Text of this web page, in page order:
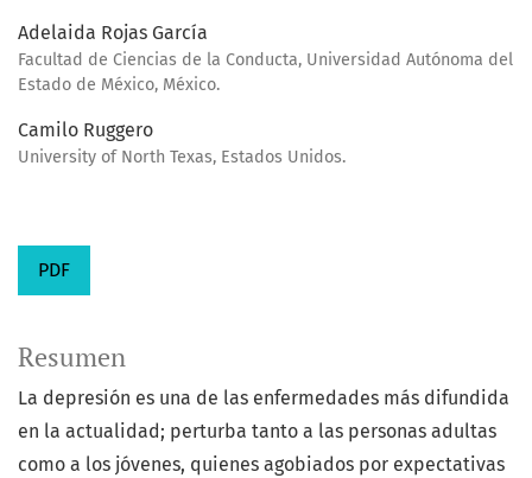
Adelaida Rojas García
Facultad de Ciencias de la Conducta, Universidad Autónoma del
Estado de México, México.
Camilo Ruggero
University of North Texas, Estados Unidos.
PDF
Resumen
La depresión es una de las enfermedades más difundida
en la actualidad; perturba tanto a las personas adultas
como a los jóvenes, quienes agobiados por expectativas